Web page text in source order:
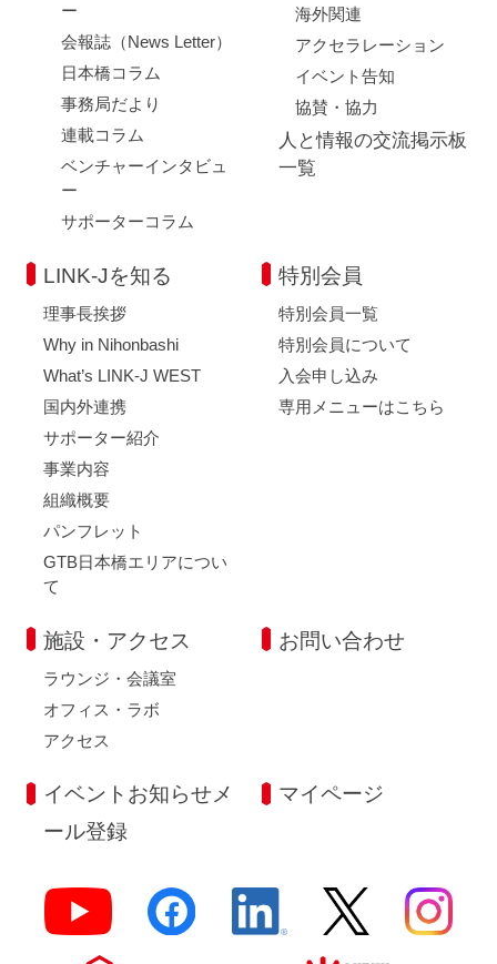
ー
会報誌（News Letter）
日本橋コラム
事務局だより
連載コラム
ベンチャーインタビュ
ー
サポーターコラム
海外関連
アクセラレーション
イベント告知
協賛・協力
人と情報の交流掲示板
一覧
LINK-Jを知る
理事長挨拶
Why in Nihonbashi
What’s LINK-J WEST
国内外連携
サポーター紹介
事業内容
組織概要
パンフレット
GTB日本橋エリアについ
て
特別会員
特別会員一覧
特別会員について
入会申し込み
専用メニューはこちら
施設・アクセス
ラウンジ・会議室
オフィス・ラボ
アクセス
お問い合わせ
イベントお知らせメ
ール登録
マイページ